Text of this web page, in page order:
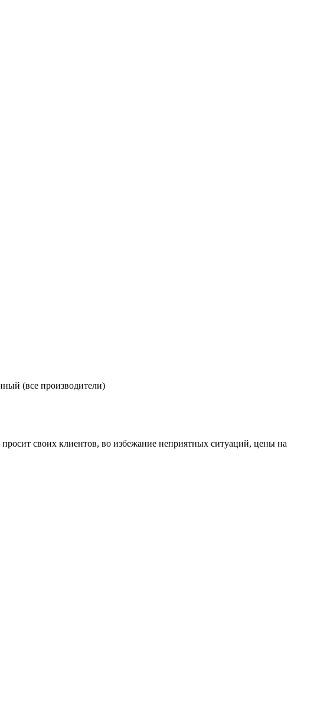
(все производители)
своих клиентов, во избежание неприятных ситуаций, цены на